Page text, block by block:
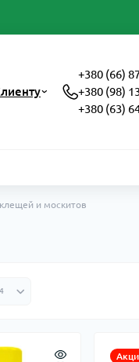
+380 (66)
+380 (98)
+380 (63)
и москитов